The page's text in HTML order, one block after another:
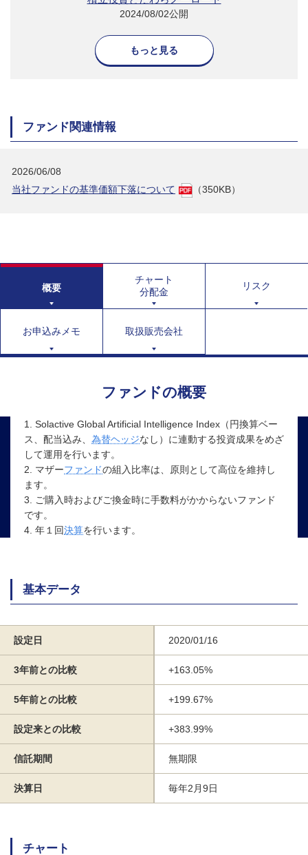
2024/08/02公開
もっと見る
ファンド関連情報
2026/06/08
当社ファンドの基準価額下落について
（350KB）
概要
チャート
分配金
リスク
お申込みメモ 取扱販売会社
ファンドの概要
1. Solactive Global Artificial Intelligence Index（円換算ベー
ス、配当込み、 為替ヘッジなし）に連動する投資成果をめざ
して運用を行います。
2. マザーファンドの組入比率は、原則として高位を維持し
ます。
3. ご購入時およびご換金時に手数料がかからないファンド
です。
4. 年１回決算を行います。
基本データ
設定日 2020/01/16
3年前との比較 +163.05%
5年前との比較 +199.67%
設定来との比較 +383.99%
信託期間 無期限
決算日 毎年2月9日
チャート